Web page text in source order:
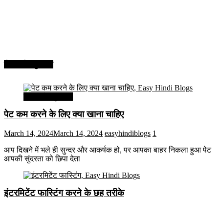
पेट कम करने के लिए क्या खाना चाहिए
March 14, 2024March 14, 2024 easyhindiblogs 1
आप दिखने में भले ही सुन्दर और आकर्षक हो, पर आपका बाहर निकला हुआ पेट
आपकी सुंदरता को छिपा देता
इंटरमिटेंट फास्टिंग करने के छह तरीके